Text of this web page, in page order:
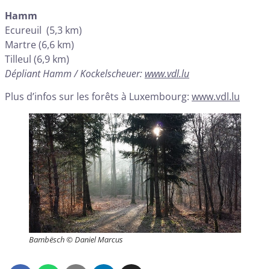
Hamm
Ecureuil (5,3 km)
Martre (6,6 km)
Tilleul (6,9 km)
Dépliant Hamm / Kockelscheuer: www.vdl.lu
Plus d’infos sur les forêts à Luxembourg: www.vdl.lu
Bambësch © Daniel Marcus